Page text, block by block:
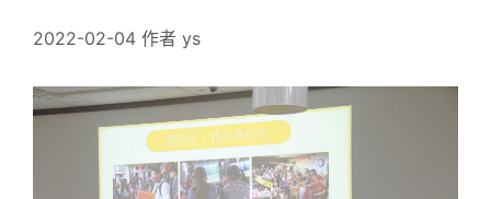
2022-02-04 作者 ys